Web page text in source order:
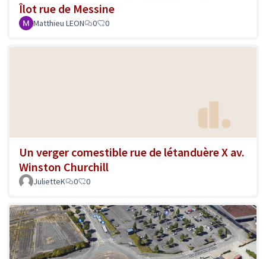
Îlot rue de Messine
Matthieu LEON 0 0
Un verger comestible rue de létanduère X av.
Winston Churchill
JulietteK 0 0